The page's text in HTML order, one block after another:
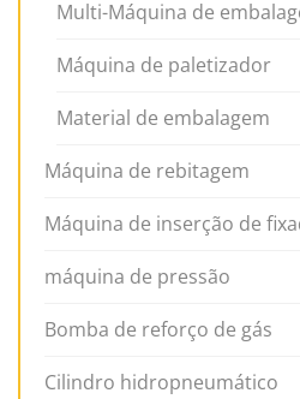
Multi-Máquina de
Máquina de paletizador
Material de embalagem
Máquina de rebitagem
Máquina de inserção de
máquina de pressão
Bomba de reforço de gás
Cilindro hidropneumático